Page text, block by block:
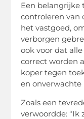
Een belangrijke
controleren van
het vastgoed,
verborgen
ook voor dat
correct worden
koper tegen
en onverwachte
Zoals een
verwoordde: “Ik